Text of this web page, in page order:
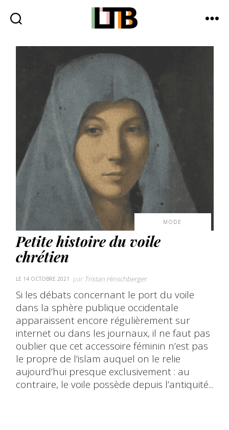
Tote
Bag
Média
d'information
quotidienne
MODE
Petite histoire du voile
chrétien
LE 14 OCTOBRE 2021 parTristan Hinschberger
Si les débats concernant le port du voile
dans la sphère publique occidentale
apparaissent encore régulièrement sur
internet ou dans les journaux, il ne faut pas
oublier que cet accessoire féminin n’est pas
le propre de l’islam auquel on le relie
aujourd’hui presque exclusivement : au
contraire, le voile possède depuis l’antiquité...